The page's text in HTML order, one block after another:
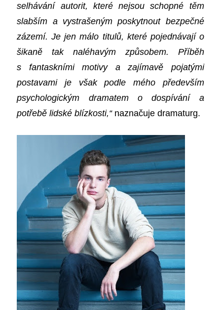
selhávání autorit, které nejsou schopné těm
slabším a vystrašeným poskytnout bezpečné
zázemí. Je jen málo titulů, které pojednávají o
šikaně tak naléhavým způsobem. Příběh
s fantaskními motivy a zajímavě pojatými
postavami je však podle mého především
psychologickým dramatem o dospívání a
potřebě lidské blízkosti,“naznačuje dramaturg.